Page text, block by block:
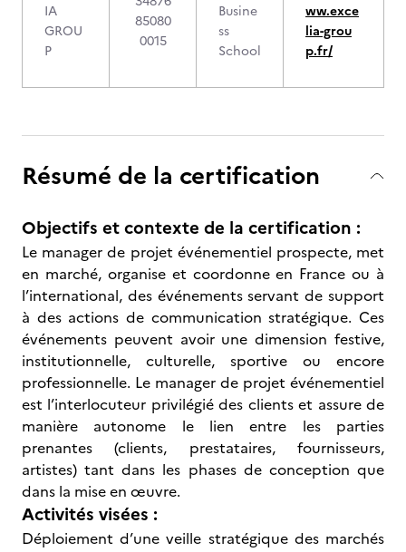
IA
GROU
P
85080
0015
Busine
ss
School
ww.exce
lia-grou
p.fr/
Résumé de la certification
Objectifs et contexte de la certification :
Le manager de projet événementiel prospecte, met
en marché, organise et coordonne en France ou à
l’international, des événements servant de support
à des actions de communication stratégique. Ces
événements peuvent avoir une dimension festive,
institutionnelle, culturelle, sportive ou encore
professionnelle. Le manager de projet événementiel
est l’interlocuteur privilégié des clients et assure de
manière autonome le lien entre les parties
prenantes (clients, prestataires, fournisseurs,
artistes) tant dans les phases de conception que
dans la mise en œuvre.
Activités visées :
Déploiement d’une veille stratégique des marchés